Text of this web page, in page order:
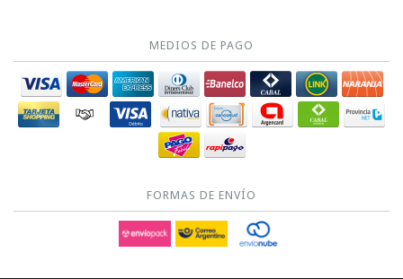
MEDIOS DE PAGO
FORMAS DE ENVÍO